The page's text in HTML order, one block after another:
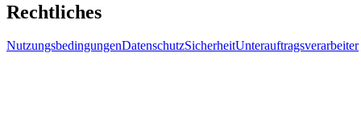
Rechtliches
NutzungsbedingungenDatenschutzSicherheitUnterauftragsverarbeiter